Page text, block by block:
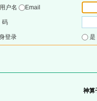
用户名
Email
码
登录
神算